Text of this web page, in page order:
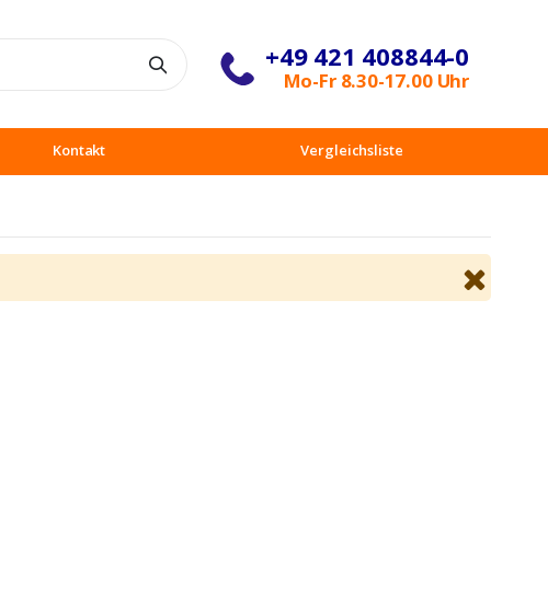
+49 421 408844-0
Mo-Fr 8.30-17.00 Uhr
Kontakt Vergleichsliste